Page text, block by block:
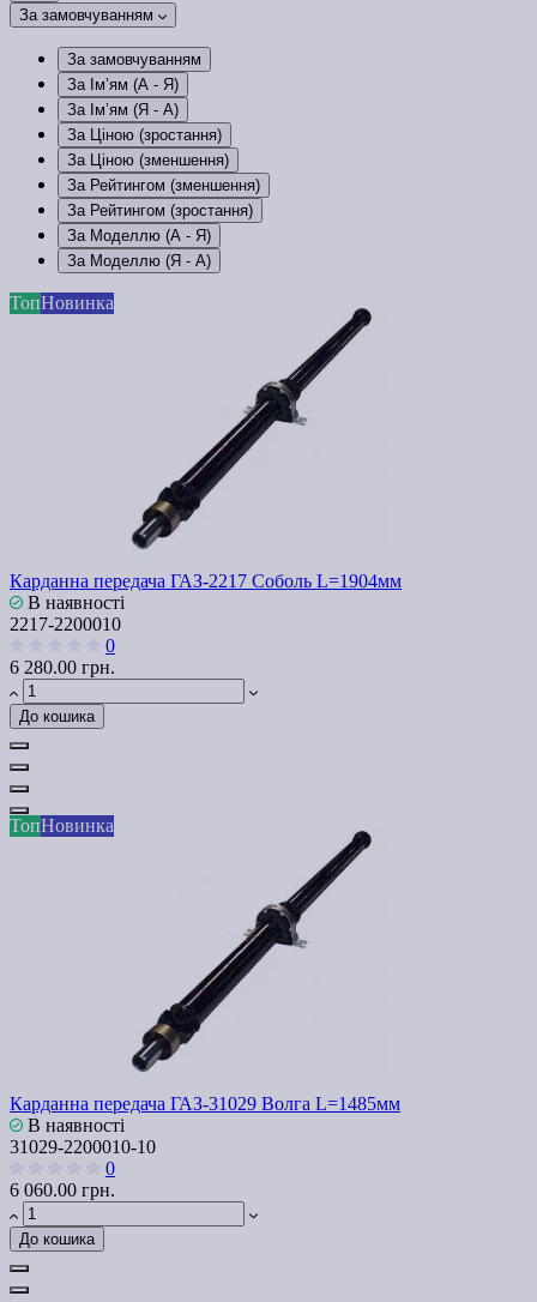
За замовчуванням
За замовчуванням
За Ім’ям (A - Я)
За Ім’ям (Я - A)
За Ціною (зростання)
За Ціною (зменшення)
За Рейтингом (зменшення)
За Рейтингом (зростання)
За Моделлю (A - Я)
За Моделлю (Я - A)
ТопНовинка
Карданна передача ГАЗ-2217 Соболь L=1904мм
В наявності
2217-2200010
0
6 280.00 грн.
До кошика
ТопНовинка
Карданна передача ГАЗ-31029 Волга L=1485мм
В наявності
31029-2200010-10
0
6 060.00 грн.
До кошика